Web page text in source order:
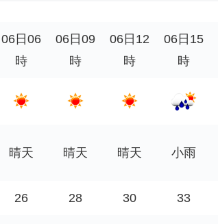
06日06
時
06日09
時
06日12
時
06日15
時
晴天
晴天 晴天 小雨
26 28 30 33